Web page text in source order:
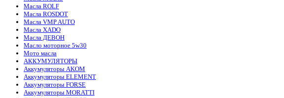
Масла ROLF
Масла ROSDOT
Масла VMP AUTO
Масла XADO
Масла ДЕВОН
Масло моторное 5w30
Мото масла
АККУМУЛЯТОРЫ
Аккумуляторы AKOM
Аккумуляторы ELEMENT
Аккумуляторы FORSE
Аккумуляторы MORATTI